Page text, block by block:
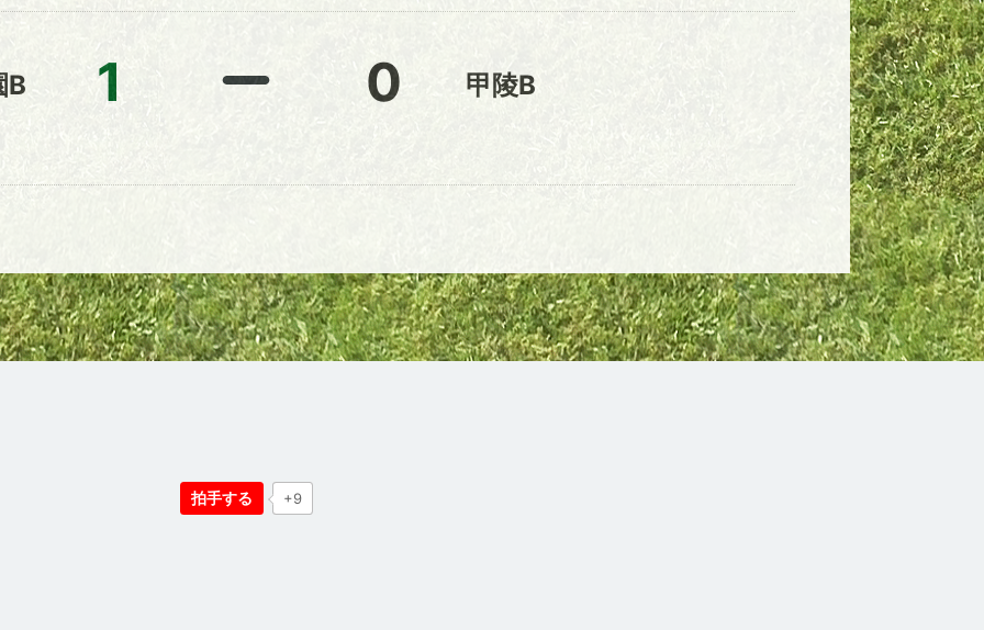
B 1 0 甲陵B
拍手する +9